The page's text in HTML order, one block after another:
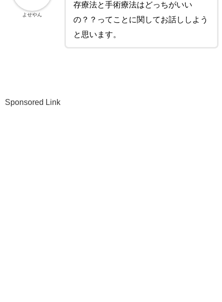
存療法と手術療法はどっちがいい
の？？ってことに関してお話ししよう
と思います。
よせやん
Sponsored Link